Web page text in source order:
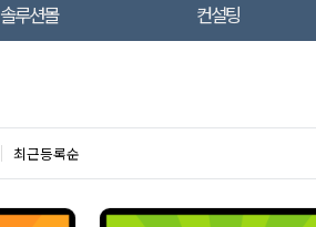
솔루션몰 컨설팅
최근등록순